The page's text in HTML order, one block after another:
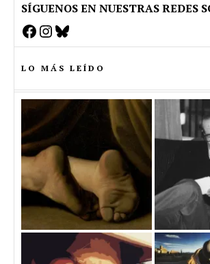
SÍGUENOS EN NUESTRAS REDES
Facebook
Instagram
Bluesky
LO MÁS LEÍDO